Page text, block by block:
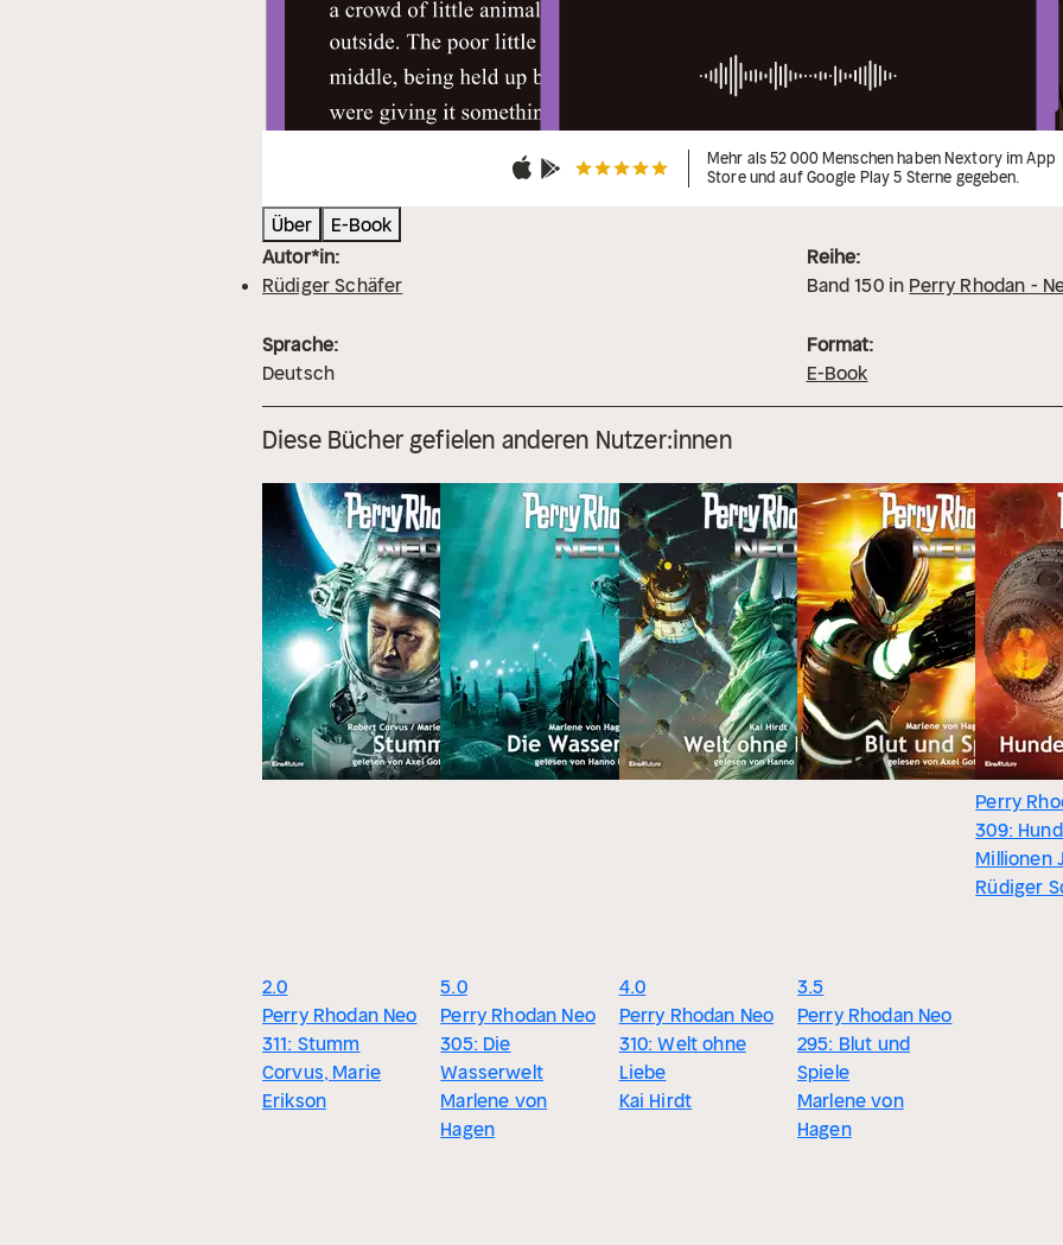
Mehr als 52 000 Menschen haben Nextory im App
Store und auf Google Play 5 Sterne gegeben.
Über
E-Book
Autor*in:
Rüdiger Schäfer
Reihe:
Band150in Perry Rhodan -
Sprache:
Deutsch
Format:
E-Book
Diese Bücher gefielen anderen Nutzer:innen
2.0
Perry Rhodan Neo
311: Stumm
Corvus, Marie
Erikson
5.0
Perry Rhodan Neo
305: Die
Wasserwelt
Marlene von
Hagen
4.0
Perry Rhodan Neo
310: Welt ohne
Liebe
Kai Hirdt
3.5
Perry Rhodan Neo
295: Blut und
Spiele
Marlene von
Hagen
Perry
309:
Millionen
Rüdiger